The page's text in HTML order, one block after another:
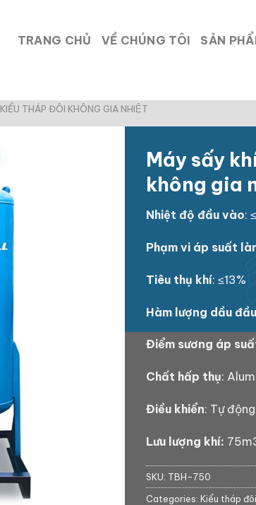
TRANG CHỦ VỀ CHÚNG TÔI SẢN
KIỂU THÁP ĐÔI KHÔNG GIA NHIỆT
Máy sấy
không gia
Nhiệt độ đầu vào:
Phạm vi áp suất
Tiêu thụ khí: ≤13%
Hàm lượng dầu
Điểm sương áp
Chất hấp thụ:
Điều khiển: Tự
Lưu lượng khí:
SKU: TBH-750
Categories: Kiểu tháp